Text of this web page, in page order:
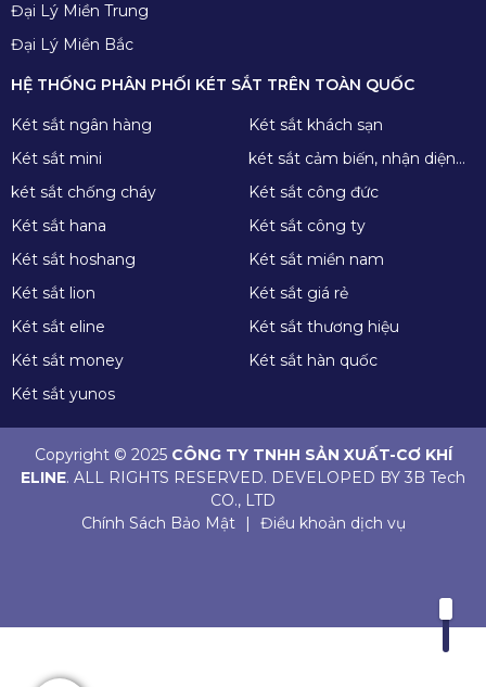
Đại Lý Miền Trung
Đại Lý Miền Bắc
HỆ THỐNG PHÂN PHỐI KÉT SẮT TRÊN TOÀN QUỐC
Két sắt ngân hàng
Két sắt khách sạn
Két sắt mini
két sắt cảm biến, nhận diện
khuôn mặt
két sắt chống cháy
Két sắt công đức
Két sắt hana
Két sắt công ty
Két sắt hoshang
Két sắt miền nam
Két sắt lion
Két sắt giá rẻ
Két sắt eline
Két sắt thương hiệu
Két sắt money
Két sắt hàn quốc
Két sắt yunos
Copyright © 2025 CÔNG TY TNHH SẢN XUẤT-CƠ KHÍ
ELINE. ALL RIGHTS RESERVED. DEVELOPED BY 3B Tech
CO., LTD
Chính Sách Bảo Mật
| Điều khoản dịch vụ